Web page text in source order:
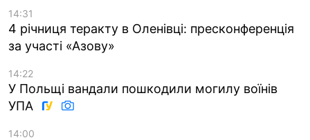
14:31
4 річниця теракту в Оленівці: пресконференція
за участі «Азову»
14:22
У Польщі вандали пошкодили могилу воїнів
УПА
14:00